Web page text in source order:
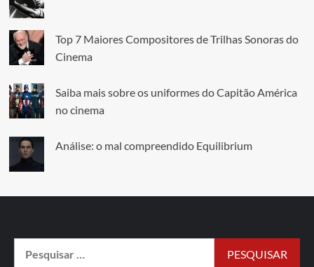
Top 7 Maiores Compositores de Trilhas Sonoras do
Cinema
Saiba mais sobre os uniformes do Capitão América
no cinema
Análise: o mal compreendido Equilibrium